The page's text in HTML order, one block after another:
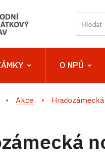
O NPÚ
Akce